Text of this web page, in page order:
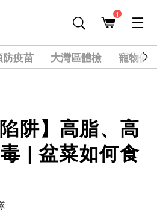
1
防疫苗 大灣區體檢 寵物健
阱】高脂、高
| 盆菜如何食